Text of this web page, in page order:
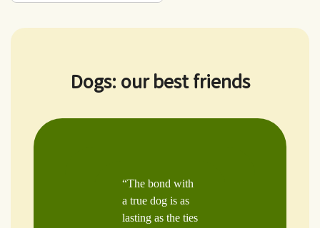
Dogs: our best friends
“The bond with
a true dog is as
lasting as the ties